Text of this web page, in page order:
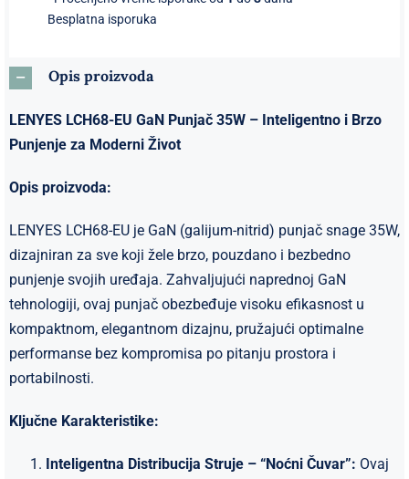
za
Besplatna isporuka
Opis proizvoda
LENYES LCH68-EU GaN Punjač 35W – Inteligentno i Brzo
Punjenje za Moderni Život
Opis proizvoda:
LENYES LCH68-EU je GaN (galijum-nitrid) punjač snage 35W,
dizajniran za sve koji žele brzo, pouzdano i bezbedno
punjenje svojih uređaja. Zahvaljujući naprednoj GaN
tehnologiji, ovaj punjač obezbeđuje visoku efikasnost u
kompaktnom, elegantnom dizajnu, pružajući optimalne
performanse bez kompromisa po pitanju prostora i
portabilnosti.
Ključne Karakteristike:
Inteligentna Distribucija Struje – “Noćni Čuvar”: Ovaj